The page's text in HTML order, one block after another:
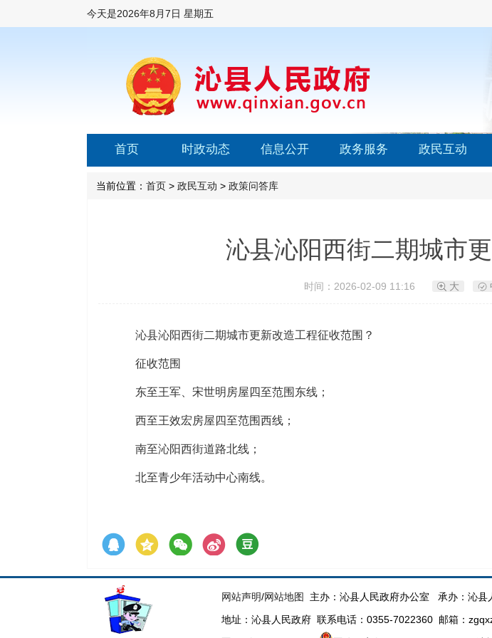
今天是2026年8月7日 星期五
首页 时政动态 信息公开 政务服务 政民互动
当前位置： 首页 > 政民互动 > 政策问答库
沁县沁阳西街二期城市
时间：2026-02-09 11:16 大
沁县沁阳西街二期城市更新改造工程征收范围？
征收范围
东至王军、宋世明房屋四至范围东线；
西至王效宏房屋四至范围西线；
南至沁阳西街道路北线；
北至青少年活动中心南线。
网站声明/网站地图
主办：沁县人民政府办公室 承办：沁县
地址：沁县人民政府 联系电话：0355-7022360 邮箱：